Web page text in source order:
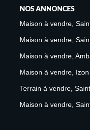
NOS ANNONCES
Maison à vendre,
Maison à vendre,
Maison à vendre,
Maison à vendre, Izon
Terrain à vendre,
Maison à vendre,